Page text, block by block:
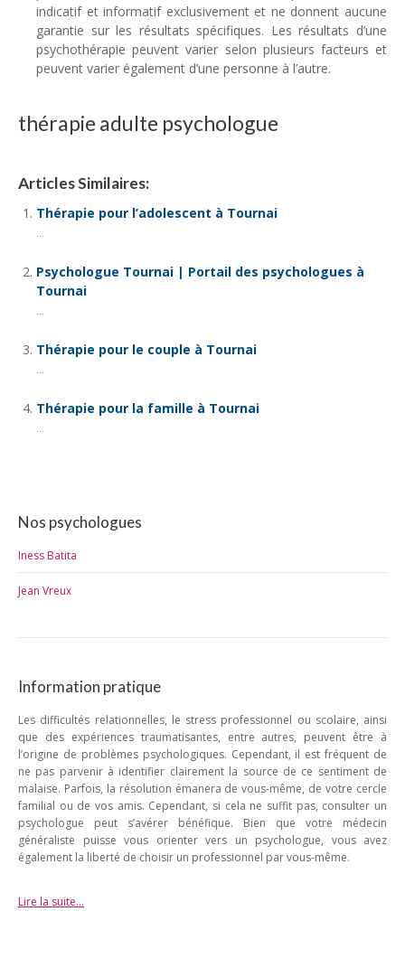
indicatif et informatif exclusivement et ne donnent aucune
garantie sur les résultats spécifiques. Les résultats d’une
psychothérapie peuvent varier selon plusieurs facteurs et
peuvent varier également d’une personne à l’autre.
thérapie adulte psychologue
Articles Similaires:
Thérapie pour l’adolescent à Tournai
...
Psychologue Tournai | Portail des psychologues à
Tournai
...
Thérapie pour le couple à Tournai
...
Thérapie pour la famille à Tournai
...
Nos psychologues
Iness Batita
Jean Vreux
Information pratique
Les difficultés relationnelles, le stress professionnel ou scolaire, ainsi
que des expériences traumatisantes, entre autres, peuvent être à
l’origine de problèmes psychologiques. Cependant, il est fréquent de
ne pas parvenir à identifier clairement la source de ce sentiment de
malaise. Parfois, la résolution émanera de vous-même, de votre cercle
familial ou de vos amis. Cependant, si cela ne suffit pas, consulter un
psychologue peut s’avérer bénéfique. Bien que votre médecin
généraliste puisse vous orienter vers un psychologue, vous avez
également la liberté de choisir un professionnel par vous-même.
Lire la suite…